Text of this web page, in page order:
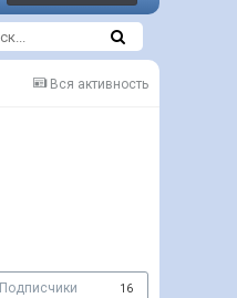
Вся активность
Подписчики 16